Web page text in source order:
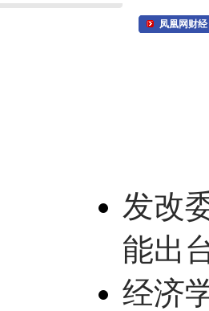
凤凰网财经
发改
能出
经济